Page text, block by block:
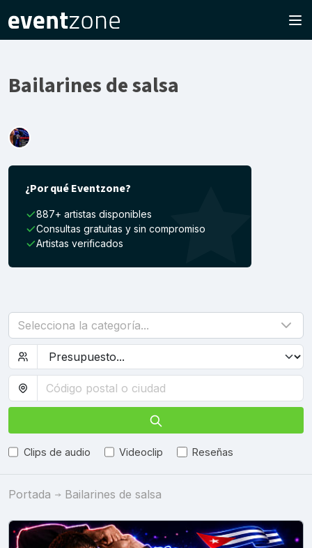
Bailarines de salsa
¿Por qué Eventzone?
887+ artistas disponibles
Consultas gratuitas y sin compromiso
Artistas verificados
Selecciona la categoría...
Clips de audio Videoclip Reseñas
Portada Bailarines de salsa